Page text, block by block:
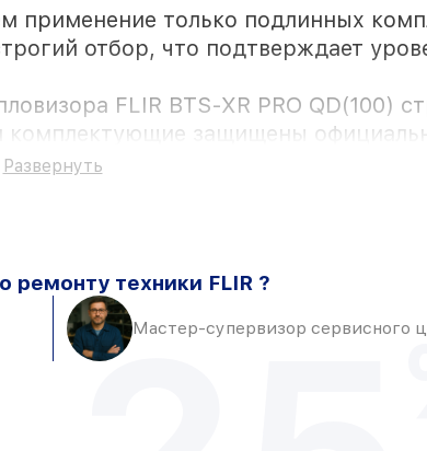
применение только подлинных
отбор, что подтверждает
FLIR BTS-XR PRO QD(100)
комплектующие защищены
владельца
или на складе в Москве,
– с учётом любых финансовых
начале работ
Развернуть
ремонту техники FLIR ?
Мастер-супервизор сервисного